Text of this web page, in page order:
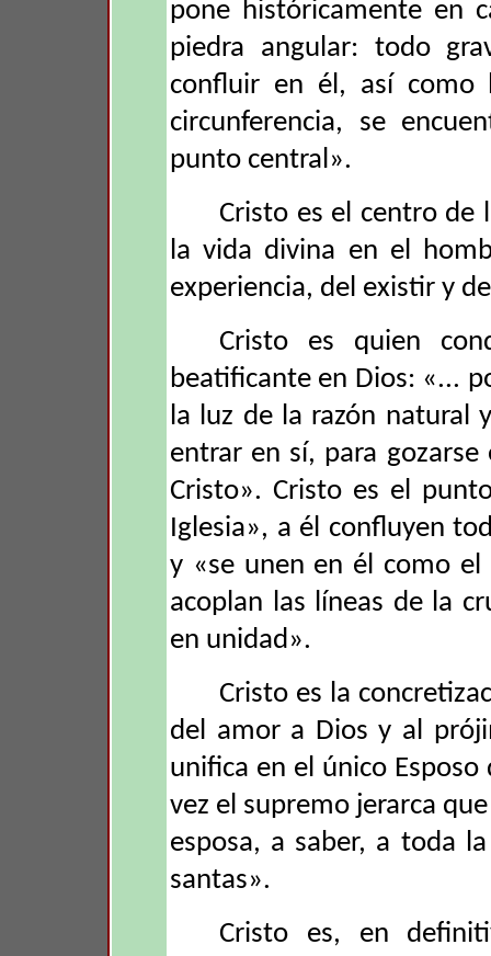
pone históricamente en
piedra angular: todo
confluir en él, así como
circunferencia, se
punto central».
Cristo es el centro de
la vida divina en el
experiencia, del existir y
Cristo es quien
beatificante en Dios: «...
la luz de la razón natural
entrar en sí, para
Cristo». Cristo es el
Iglesia», a él confluyen
y «se unen en él como
acoplan las líneas de la
en unidad».
Cristo es la
del amor a Dios y al
unifica en el único Esposo
vez el supremo jerarca
esposa, a saber, a toda
santas».
Cristo es, en